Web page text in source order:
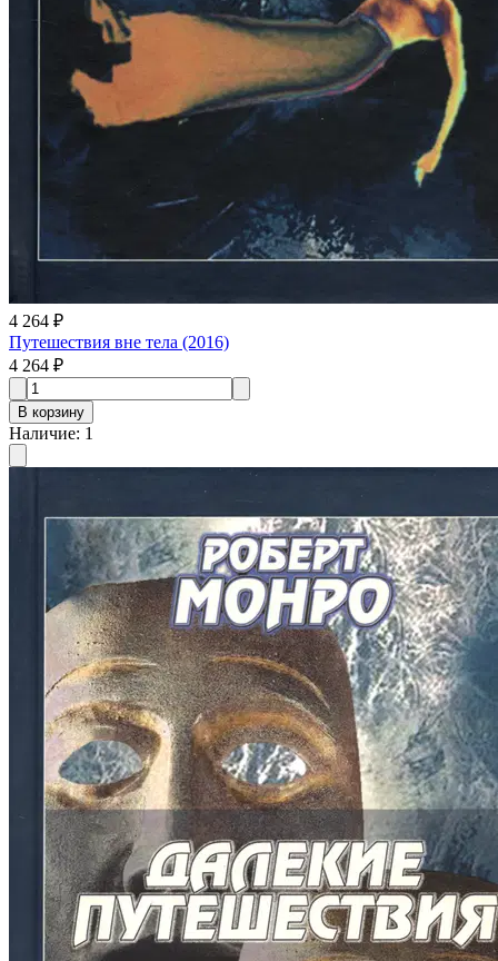
4 264 ₽
Путешествия вне тела (2016)
4 264 ₽
В корзину
Наличие: 1